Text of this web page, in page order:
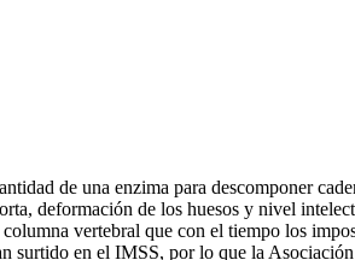
de una enzima para descomponer
deformación de los huesos y nivel
vertebral que con el tiempo los
surtido en el IMSS, por lo que la